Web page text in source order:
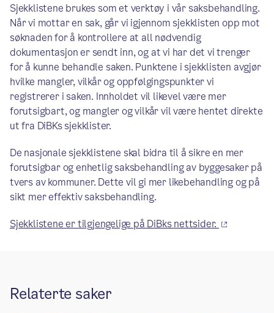
Sjekklistene brukes som et verktøy i vår saksbehandling.
Når vi mottar en sak, går vi igjennom sjekklisten opp mot
søknaden for å kontrollere at all nødvendig
dokumentasjon er sendt inn, og at vi har det vi trenger
for å kunne behandle saken. Punktene i sjekklisten avgjør
hvilke mangler, vilkår og oppfølgingspunkter vi
registrerer i saken. Innholdet vil likevel være mer
forutsigbart, og mangler og vilkår vil være hentet direkte
ut fra DiBKs sjekklister.
De nasjonale sjekklistene skal bidra til å sikre en mer
forutsigbar og enhetlig saksbehandling av byggesaker på
tvers av kommuner. Dette vil gi mer likebehandling og på
sikt mer effektiv saksbehandling.
Sjekklistene er tilgjengelige på DiBks nettsider.
Relaterte saker